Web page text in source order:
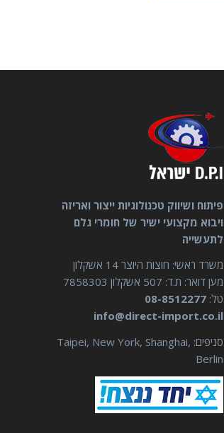
פיתוח ושיווק טכנולוגיות ייצור ואריזה
ויבוא מקצועי ישיר של חומרי גלם
לתעשייה
משרד ראשי: חוצות היוצר 14 אשקלון
מען דואר: ת.ד: 507 אשקלון 7858303
טל: 08-8512277
info@direct-import.co.il
סניפים: Taipei, New York, Shanghai,
Berlin